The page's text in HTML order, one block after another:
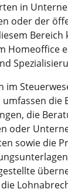
in
oder der
Bereich
Homeoffice
im
die
die
oder
sowie die